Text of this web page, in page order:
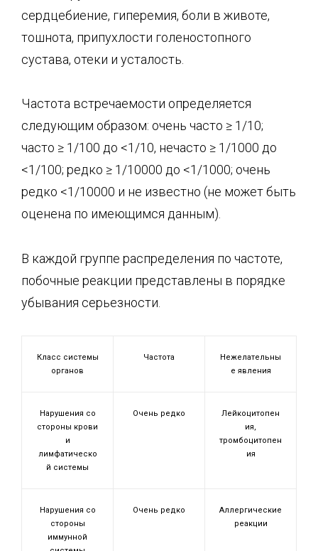
сердцебиение, гиперемия, боли в животе,
тошнота, припухлости голеностопного
сустава, отеки и усталость.
Частота встречаемости определяется
следующим образом: очень часто ≥ 1/10;
часто ≥ 1/100 до <1/10, нечасто ≥ 1/1000 до
<1/100; редко ≥ 1/10000 до <1/1000; очень
редко <1/10000 и не известно (не может быть
оценена по имеющимся данным).
В каждой группе распределения по частоте,
побочные реакции представлены в порядке
убывания серьезности.
Класс системы
органов
Частота
Нежелательны
е явления
Нарушения со
стороны крови
и
лимфатическо
й системы
Очень редко
Лейкоцитопен
ия,
тромбоцитопен
ия
Нарушения со
стороны
иммунной
Очень редко
Аллергические
реакции